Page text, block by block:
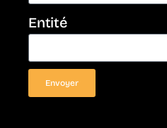
Entité
Envoyer